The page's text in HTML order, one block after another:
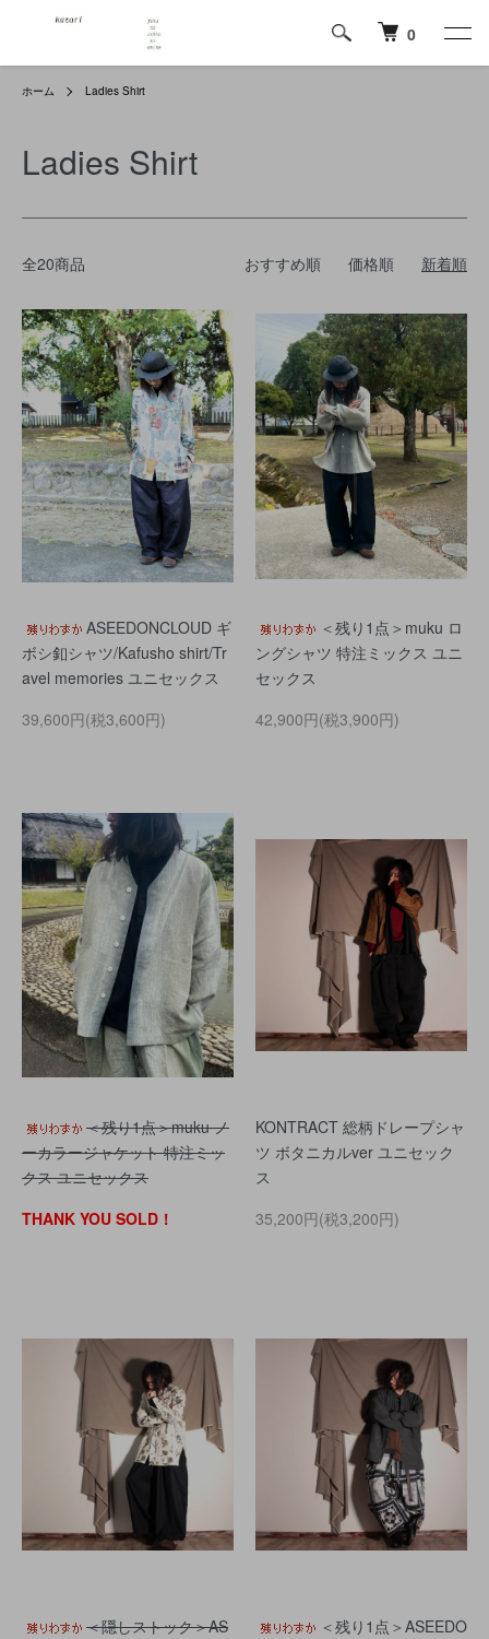
0
ホーム Ladies Shirt
Ladies Shirt
全20商品 おすすめ順 価格順 新着順
ASEEDONCLOUD ギ
ボシ釦シャツ/Kafusho shirt/Tr
avel memories ユニセックス
39,600円(税3,600円)
＜残り1点＞muku ロ
ングシャツ 特注ミックス ユニ
セックス
42,900円(税3,900円)
＜残り1点＞muku ノ
ーカラージャケット 特注ミッ
クス ユニセックス
THANK YOU SOLD！
KONTRACT 総柄ドレープシャ
ツ ボタニカルver ユニセック
ス
35,200円(税3,200円)
＜隠しストック＞AS
＜残り1点＞ASEEDO